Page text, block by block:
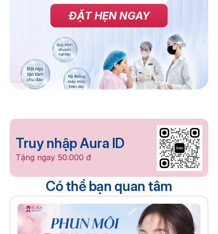
ĐẶT HẸN NGAY
Truy nhập Aura ID
Tặng ngay 50.000 đ
Có thể bạn quan tâm